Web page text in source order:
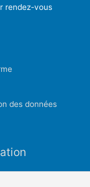
rendez-vous
des données